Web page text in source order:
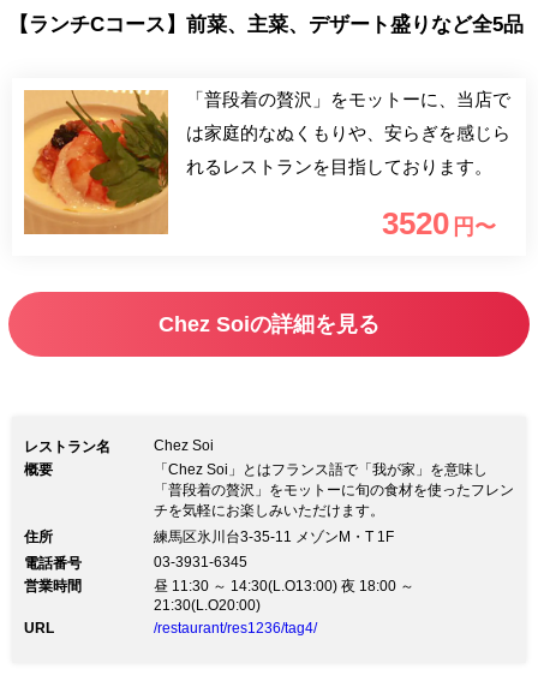
【ランチCコース】前菜、主菜、デザート盛りなど全5品
「普段着の贅沢」をモットーに、当店で
は家庭的なぬくもりや、安らぎを感じら
れるレストランを目指しております。
3520 円〜
Chez Soiの詳細を見る
レストラン名
Chez Soi
概要
「Chez Soi」とはフランス語で「我が家」を意味し
「普段着の贅沢」をモットーに旬の食材を使ったフレン
チを気軽にお楽しみいただけます。
住所
練馬区氷川台3-35-11 メゾンM・T 1F
電話番号
03-3931-6345
営業時間
昼 11:30 ～ 14:30(L.O13:00) 夜 18:00 ～
21:30(L.O20:00)
URL
/restaurant/res1236/tag4/